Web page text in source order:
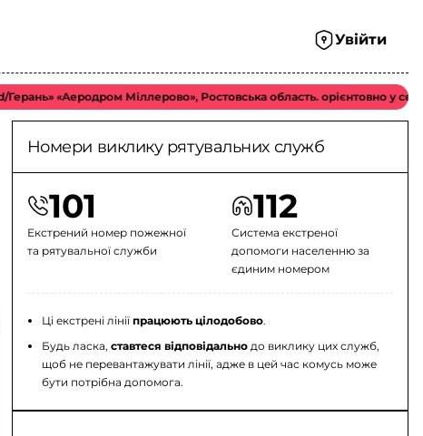
Увійти
«Аеродром Міллерово», Ростовська область. орієнтовно у
Номери виклику рятувальних служб
101
Екстрений номер пожежної
та рятувальної служби
112
Система екстреної
допомоги населенню за
єдиним номером
Ці екстрені лінії працюють цілодобово.
Будь ласка, ставтеся відповідальнодо виклику цих служб,
щоб не перевантажувати лінії, адже в цей час комусь може
бути потрібна допомога.